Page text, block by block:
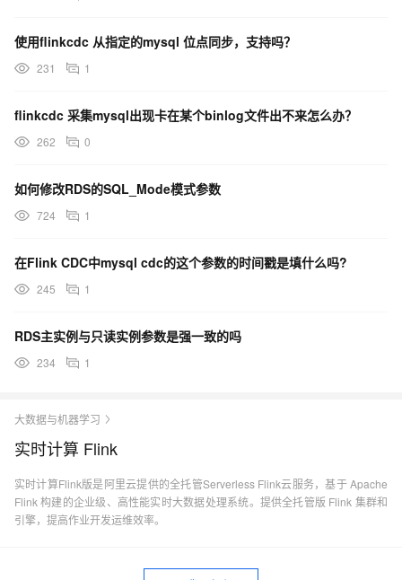
使用flinkcdc 从指定的mysql 位点同步，支持吗？
231 1
flinkcdc 采集mysql出现卡在某个binlog文件出不来怎么办？
262 0
如何修改RDS的SQL_Mode模式参数
724 1
在Flink CDC中mysql cdc的这个参数的时间戳是填什么吗?
245 1
RDS主实例与只读实例参数是强一致的吗
234 1
大数据与机器学习
实时计算 Flink
实时计算Flink版是阿里云提供的全托管Serverless Flink云服务，基于 Apache
Flink 构建的企业级、高性能实时大数据处理系统。提供全托管版 Flink 集群和
引擎，提高作业开发运维效率。